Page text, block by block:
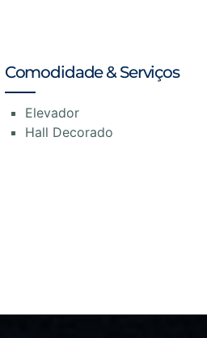
Comodidade & Serviços
Elevador
Hall Decorado